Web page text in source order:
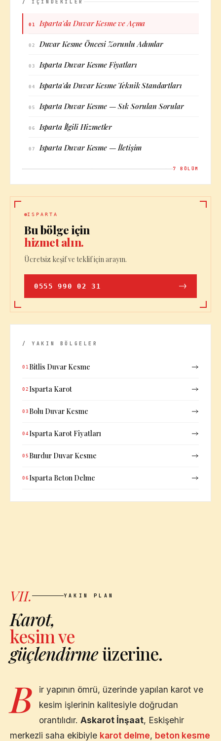
/ İÇİNDEKİLER
01 Isparta'da Duvar Kesme ve Açma
02 Duvar Kesme Öncesi Zorunlu Adımlar
03 Isparta Duvar Kesme Fiyatları
04 Isparta'da Duvar Kesme Teknik Standartları
05 Isparta Duvar Kesme — Sık Sorulan Sorular
06 Isparta İlgili Hizmetler
07 Isparta Duvar Kesme — İletişim
7 BÖLÜM
ISPARTA
Bu bölge için
hizmet alın.
Ücretsiz keşif ve teklif için arayın.
0555 990 02 31
/ YAKIN BÖLGELER
01 Bitlis Duvar Kesme
02 Isparta Karot
03 Bolu Duvar Kesme
04 Isparta Karot Fiyatları
05 Burdur Duvar Kesme
06 Isparta Beton Delme
VII. YAKIN PLAN
Karot,
kesim ve
güçlendirmeüzerine.
B
ir yapının ömrü, üzerinde yapılan karot ve
kesim işlerinin kalitesiyle doğrudan
orantılıdır. Askarot İnşaat, Eskişehir
merkezli saha ekibiyle karot delme, beton kesme